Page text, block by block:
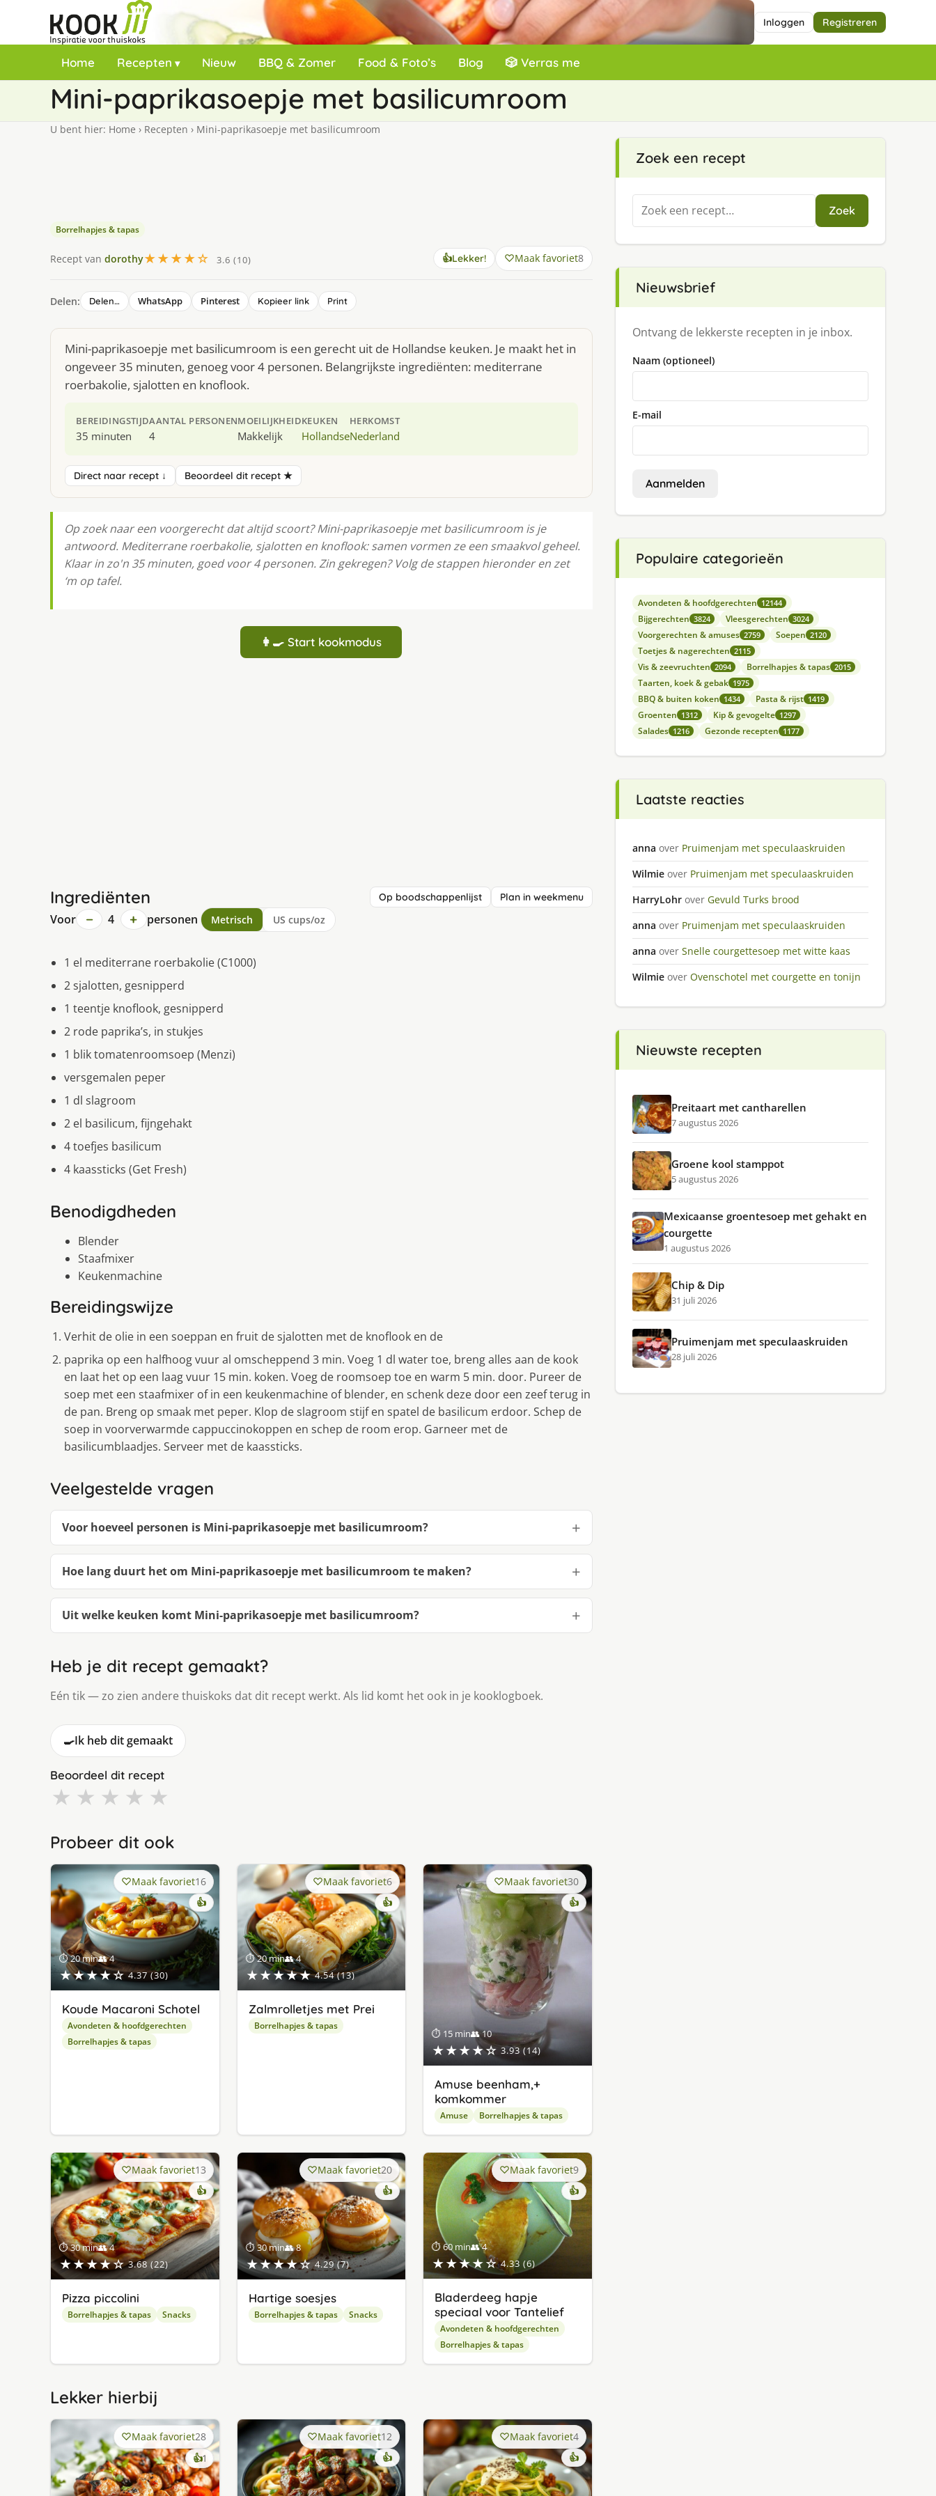
Inloggen Registreren
Home Recepten Nieuw BBQ & Zomer Food & Foto’s Blog 🎲 Verras me
Mini-paprikasoepje met basilicumroom
U bent hier: Home › Recepten › Mini-paprikasoepje met basilicumroom
Borrelhapjes & tapas
Recept van dorothy★★★★☆ 3.6 (10) 👍Lekker! Maak favoriet8
Delen: Delen… WhatsApp Pinterest Kopieer link Print
Mini-paprikasoepje met basilicumroom is een gerecht uit de Hollandse keuken. Je maakt het in
ongeveer 35 minuten, genoeg voor 4 personen. Belangrijkste ingrediënten: mediterrane
roerbakolie, sjalotten en knoflook.
BEREIDINGSTIJD
35 minuten
AANTAL PERSONEN
4
MOEILIJKHEID
Makkelijk
KEUKEN
Hollandse
HERKOMST
Nederland
Direct naar recept ↓ Beoordeel dit recept ★
Op zoek naar een voorgerecht dat altijd scoort? Mini-paprikasoepje met basilicumroom is je
antwoord. Mediterrane roerbakolie, sjalotten en knoflook: samen vormen ze een smaakvol geheel.
Klaar in zo'n 35 minuten, goed voor 4 personen. Zin gekregen? Volg de stappen hieronder en zet
‘m op tafel.
👩‍🍳 Start kookmodus
Ingrediënten Op boodschappenlijst Plan in weekmenu
Voor − 4 + personen Metrisch US cups/oz
1 el mediterrane roerbakolie (C1000)
2 sjalotten, gesnipperd
1 teentje knoflook, gesnipperd
2 rode paprika’s, in stukjes
1 blik tomatenroomsoep (Menzi)
versgemalen peper
1 dl slagroom
2 el basilicum, fijngehakt
4 toefjes basilicum
4 kaassticks (Get Fresh)
Benodigdheden
Blender
Staafmixer
Keukenmachine
Bereidingswijze
Verhit de olie in een soeppan en fruit de sjalotten met de knoflook en de
paprika op een halfhoog vuur al omscheppend 3 min. Voeg 1 dl water toe, breng alles aan de kook
en laat het op een laag vuur 15 min. koken. Voeg de roomsoep toe en warm 5 min. door. Pureer de
soep met een staafmixer of in een keukenmachine of blender, en schenk deze door een zeef terug in
de pan. Breng op smaak met peper. Klop de slagroom stijf en spatel de basilicum erdoor. Schep de
soep in voorverwarmde cappuccinokoppen en schep de room erop. Garneer met de
basilicumblaadjes. Serveer met de kaassticks.
Veelgestelde vragen
Voor hoeveel personen is Mini-paprikasoepje met basilicumroom?
Hoe lang duurt het om Mini-paprikasoepje met basilicumroom te maken?
Uit welke keuken komt Mini-paprikasoepje met basilicumroom?
Heb je dit recept gemaakt?
Eén tik — zo zien andere thuiskoks dat dit recept werkt. Als lid komt het ook in je kooklogboek.
🍳Ik heb dit gemaakt
Beoordeel dit recept
★ ★ ★ ★ ★
Probeer dit ook
⏱ 20 min👥 4
★★★★☆ 4.37 (30)
Maak favoriet16
👍
Koude Macaroni Schotel
Avondeten & hoofdgerechten
Borrelhapjes & tapas
⏱ 20 min👥 4
★★★★★ 4.54 (13)
Maak favoriet6
👍
Zalmrolletjes met Prei
Borrelhapjes & tapas
⏱ 15 min👥 10
★★★★☆ 3.93 (14)
Maak favoriet30
👍
Amuse beenham,+
komkommer
Amuse Borrelhapjes & tapas
⏱ 30 min👥 4
★★★★☆ 3.68 (22)
Maak favoriet13
👍
Pizza piccolini
Borrelhapjes & tapas Snacks
⏱ 30 min👥 8
★★★★☆ 4.29 (7)
Maak favoriet20
👍
Hartige soesjes
Borrelhapjes & tapas Snacks
⏱ 60 min👥 4
★★★★☆ 4.33 (6)
Maak favoriet9
👍
Bladerdeeg hapje
speciaal voor Tantelief
Avondeten & hoofdgerechten
Borrelhapjes & tapas
Lekker hierbij
Maak favoriet28
👍1keer
lekker
gevonden
Maak favoriet12
👍
Maak favoriet4
👍
Zoek een recept
Zoeken
naar:
Zoek
Nieuwsbrief
Ontvang de lekkerste recepten in je inbox.
Naam (optioneel)
E-mail
Aanmelden
Populaire categorieën
Avondeten & hoofdgerechten 12144
Bijgerechten 3824 Vleesgerechten 3024
Voorgerechten & amuses 2759 Soepen 2120
Toetjes & nagerechten 2115
Vis & zeevruchten 2094 Borrelhapjes & tapas 2015
Taarten, koek & gebak 1975
BBQ & buiten koken 1434 Pasta & rijst 1419
Groenten 1312 Kip & gevogelte 1297
Salades 1216 Gezonde recepten 1177
Laatste reacties
anna over Pruimenjam met speculaaskruiden
Wilmie over Pruimenjam met speculaaskruiden
HarryLohr over Gevuld Turks brood
anna over Pruimenjam met speculaaskruiden
anna over Snelle courgettesoep met witte kaas
Wilmie over Ovenschotel met courgette en tonijn
Nieuwste recepten
Preitaart met cantharellen
7 augustus 2026
Groene kool stamppot
5 augustus 2026
Mexicaanse groentesoep met gehakt en
courgette
1 augustus 2026
Chip & Dip
31 juli 2026
Pruimenjam met speculaaskruiden
28 juli 2026